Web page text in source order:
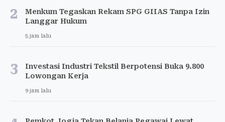
2
Menkum Tegaskan Rekam SPG GIIAS Tanpa Izin
Langgar Hukum
5 jam lalu
3
Investasi Industri Tekstil Berpotensi Buka 9.800
Lowongan Kerja
9 jam lalu